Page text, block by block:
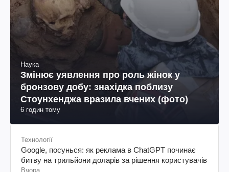
Наука
Змінює уявлення про роль жінок у
бронзову добу: знахідка поблизу
Стоунхенджа вразила вчених (фото)
6 годин тому
Технології
Google, посунься: як реклама в ChatGPT починає
битву на трильйони доларів за рішення користувачів
Вчора